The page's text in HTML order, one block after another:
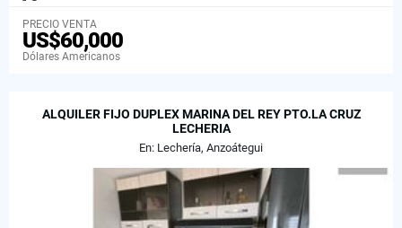
PRECIO VENTA
US$60,000
Dólares Americanos
ALQUILER FIJO DUPLEX MARINA DEL REY PTO.LA CRUZ
LECHERIA
En: Lechería, Anzoátegui